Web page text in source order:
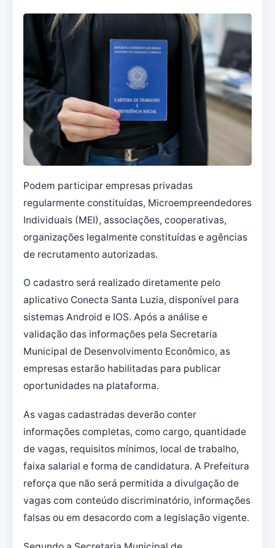
Podem participar empresas privadas
regularmente constituídas, Microempreendedores
Individuais (MEI), associações, cooperativas,
organizações legalmente constituídas e agências
de recrutamento autorizadas.
O cadastro será realizado diretamente pelo
aplicativo Conecta Santa Luzia, disponível para
sistemas Android e IOS. Após a análise e
validação das informações pela Secretaria
Municipal de Desenvolvimento Econômico, as
empresas estarão habilitadas para publicar
oportunidades na plataforma.
As vagas cadastradas deverão conter
informações completas, como cargo, quantidade
de vagas, requisitos mínimos, local de trabalho,
faixa salarial e forma de candidatura. A Prefeitura
reforça que não será permitida a divulgação de
vagas com conteúdo discriminatório, informações
falsas ou em desacordo com a legislação vigente.